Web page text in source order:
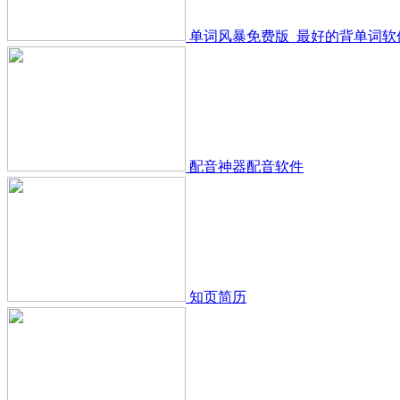
单词风暴免费版_最好的背单词软
配音神器配音软件
知页简历